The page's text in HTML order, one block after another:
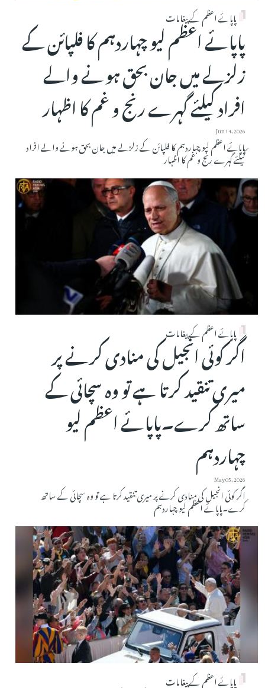
پاپائے اعظم کے پیغامات
پاپائے اعظم لیو چہاردہم کا فلپائن کے
زلزلے میں جان بحق ہونے والے
افراد کیلئے گہرے رنج و غم کا اظہار
Jun 14, 2026
پاپائے اعظم لیو چہاردہم کا فلپائن کے زلزلے میں جان بحق ہونے والے افراد
کیلئے گہرے رنج و غم کا اظہار
پاپائے اعظم کے پیغامات
اگر کوئی انجیل کی منادی کرنے پر
میری تنقید کرتا ہے تو وہ سچائی کے
ساتھ کرے۔پاپائے اعظم لیو
چہاردہم
May 05, 2026
اگر کوئی انجیل کی منادی کرنے پر میری تنقید کرتا ہے تو وہ سچائی کے ساتھ
کرے۔پاپائے اعظم لیو چہاردہم
پاپائے اعظم کے پیغامات